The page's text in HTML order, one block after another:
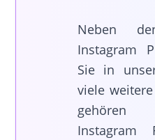
Neben
Instagram
Sie in
viele weitere
gehören
Instagram